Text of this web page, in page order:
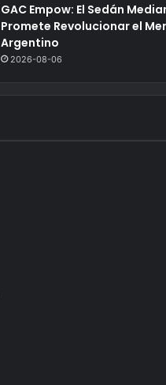
GAC Empow: El Sedán
Promete Revolucionar el
Argentino
2026-08-06